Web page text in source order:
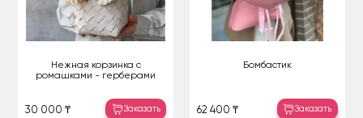
Нежная корзинка с
ромашками - герберами
30 000 ₸ Заказать
Бомбастик
62 400 ₸ Заказать